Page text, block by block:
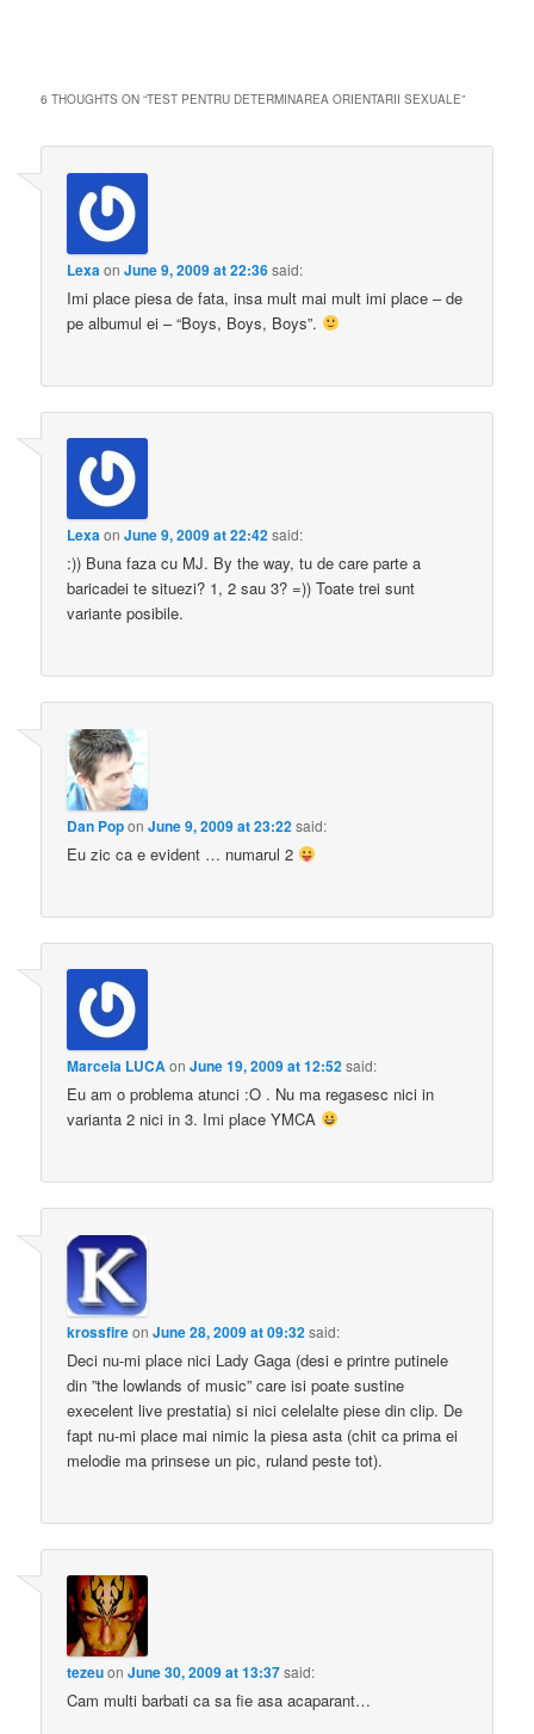
6 THOUGHTS ON “TEST PENTRU DETERMINAREA ORIENTARII SEXUALE”
LexaonJune 9, 2009 at 22:36said:
Imi place piesa de fata, insa mult mai mult imi place – de
pe albumul ei – “Boys, Boys, Boys”.
LexaonJune 9, 2009 at 22:42said:
:)) Buna faza cu MJ. By the way, tu de care parte a
baricadei te situezi? 1, 2 sau 3? =)) Toate trei sunt
variante posibile.
Dan PoponJune 9, 2009 at 23:22said:
Eu zic ca e evident … numarul 2
Marcela LUCAonJune 19, 2009 at 12:52said:
Eu am o problema atunci :O . Nu ma regasesc nici in
varianta 2 nici in 3. Imi place YMCA
krossfireonJune 28, 2009 at 09:32said:
Deci nu-mi place nici Lady Gaga (desi e printre putinele
din ”the lowlands of music” care isi poate sustine
execelent live prestatia) si nici celelalte piese din clip. De
fapt nu-mi place mai nimic la piesa asta (chit ca prima ei
melodie ma prinsese un pic, ruland peste tot).
tezeuonJune 30, 2009 at 13:37said:
Cam multi barbati ca sa fie asa acaparant…